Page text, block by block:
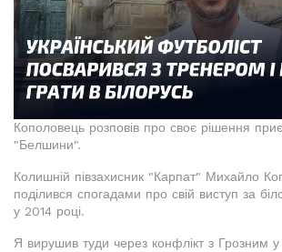
Кополовець розповів про своє рішення
"Белшини".
Колишній півзахисник "Карпат" Михайло
поділився спогадами про свій виступ за
у 2014 році.
Я вирушив туди через конфлікт з Грозним у